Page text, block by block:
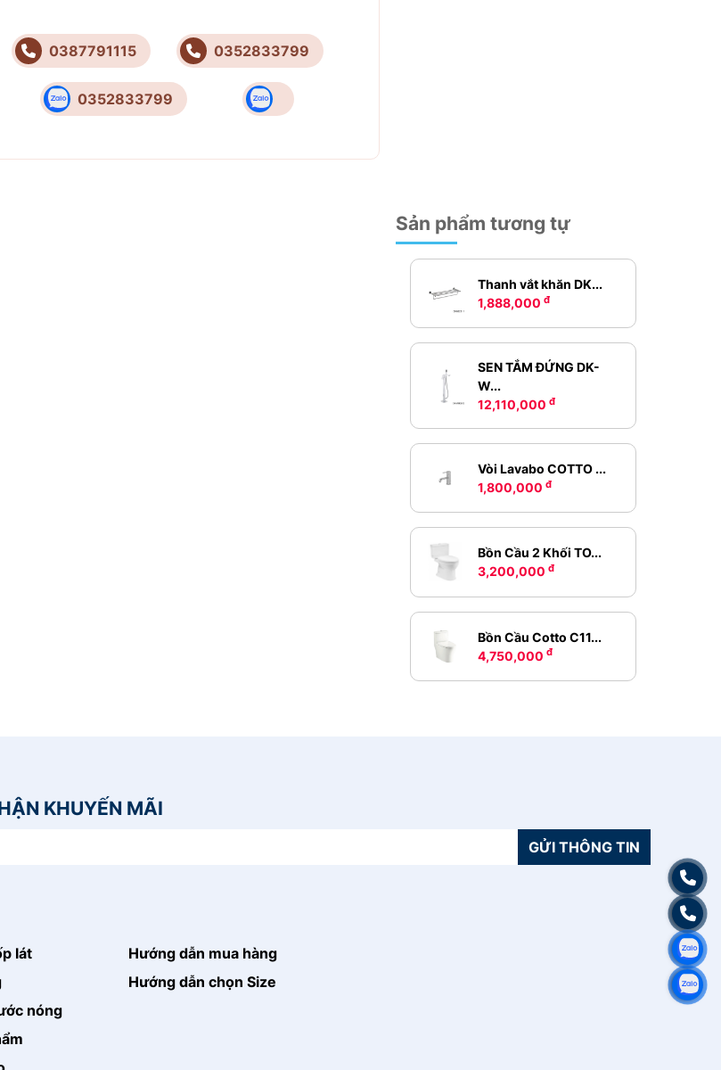
0387791115 0352833799
0352833799
Sản phẩm tương tự
Thanh vắt khăn DK...
1,888,000 đ
SEN TẮM ĐỨNG DK-
W...
12,110,000 đ
Vòi Lavabo COTTO ...
1,800,000 đ
Bồn Cầu 2 Khối TO...
3,200,000 đ
Bồn Cầu Cotto C11...
4,750,000 đ
KHUYẾN MÃI
GỬI THÔNG TIN
lát
nóng
Hướng dẫn mua hàng
Hướng dẫn chọn Size